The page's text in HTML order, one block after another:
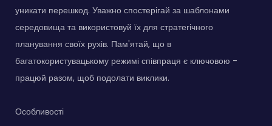
уникати перешкод. Уважно спостерігай за шаблонами
середовища та використовуй їх для стратегічного
планування своїх рухів. Пам'ятай, що в
багатокористувацькому режимі співпраця є ключовою -
працюй разом, щоб подолати виклики.
Особливості